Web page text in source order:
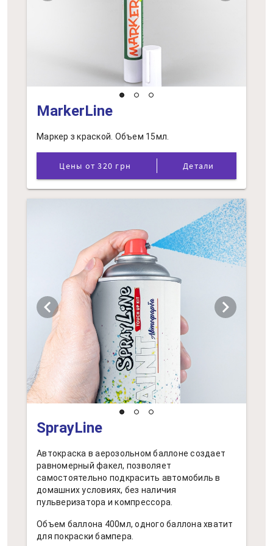
MarkerLine
Маркер з краской. Объем 15мл.
Цены от 320 грн Детали
chevron_left chevron_right
SprayLine
Автокраска в аерозольном баллоне создает
равномерный факел, позволяет
самостоятельно подкрасить автомобиль в
домашних условиях, без наличия
пульверизатора и компрессора.
Объем баллона 400мл, одного баллона хватит
для покраски бампера.